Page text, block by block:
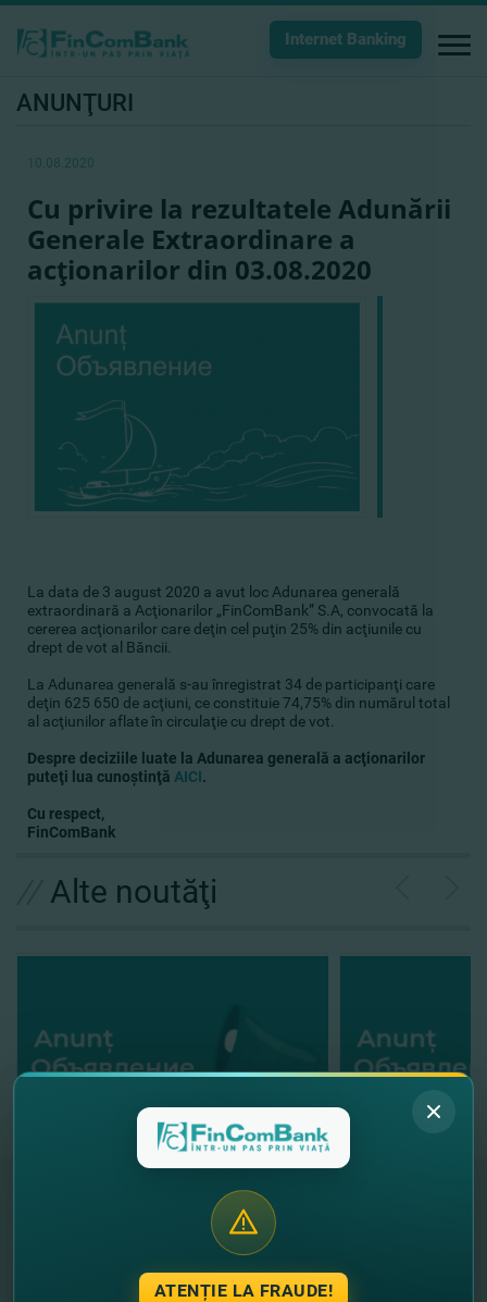
Internet Banking
ANUNŢURI
10.08.2020
Cu privire la rezultatele Adunării
Generale Extraordinare a
acţionarilor din 03.08.2020
La data de 3 august 2020 a avut loc Adunarea generală
extraordinară a Acţionarilor „FinComBank” S.A, convocată la
cererea acţionarilor care deţin cel puţin 25% din acţiunile cu
drept de vot al Băncii.
La Adunarea generală s-au înregistrat 34 de participanţi care
deţin 625 650 de acţiuni, ce constituie 74,75% din numărul total
al acţiunilor aflate în circulaţie cu drept de vot.
Despre deciziile luate la Adunarea generală a acţionarilor
puteţi lua cunoştinţă AICI.
Cu respect,
FinComBank
Alte noutăţi
"FinComBank" S.A. este membră a
Schemei de Garantare a Depozitelor
din Republica Moldova
ATENȚIE LA FRAUDE!